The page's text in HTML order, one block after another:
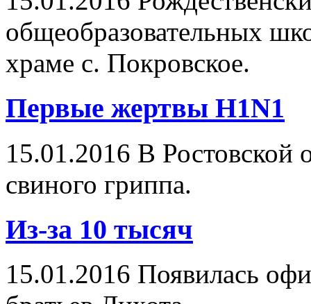
общеобразовательных
храме с. Покровское.
Первые жертвы H1N1
15.01.2016 В Ростовской
свиного гриппа.
Из-за 10 тысяч
15.01.2016 Появилась